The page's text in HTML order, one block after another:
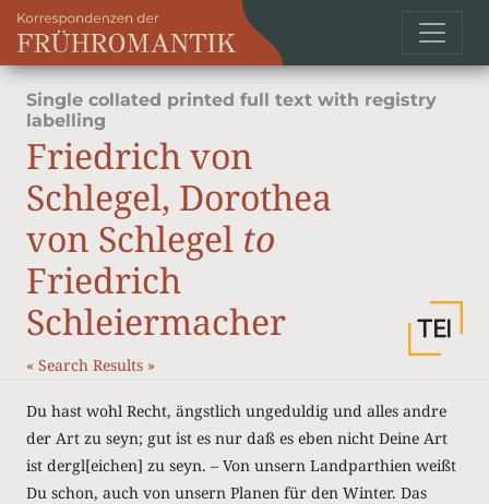
Single collated printed full text with registry
labelling
Friedrich von
Schlegel, Dorothea
von Schlegel to
Friedrich
Schleiermacher
« Search Results »
Du hast wohl Recht, ängstlich ungeduldig und alles andre
der Art zu seyn; gut ist es nur daß es eben nicht Deine Art
ist dergl[eichen] zu seyn. – Von unsern Landparthien weißt
Du schon, auch von unsern Planen für den Winter. Das